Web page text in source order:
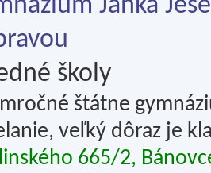
Janka
školy
štátne
veľký dôraz je
665/2,